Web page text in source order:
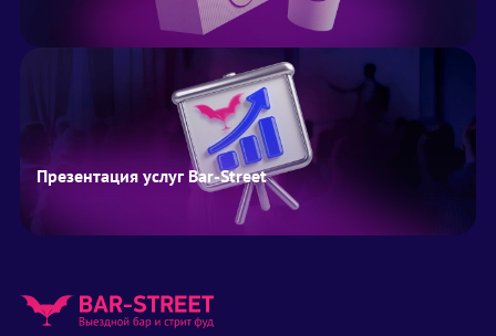
Презентация услуг Bar-Street